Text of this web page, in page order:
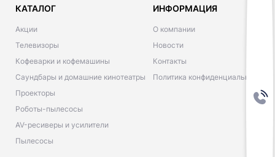
КАТАЛОГ
Акции
Телевизоры
Кофеварки и кофемашины
Саундбары и домашние кинотеатры
Проекторы
Роботы-пылесосы
AV-ресиверы и усилители
Пылесосы
ИНФОРМАЦИЯ
О компании
Новости
Контакты
Политика конфиденциальности